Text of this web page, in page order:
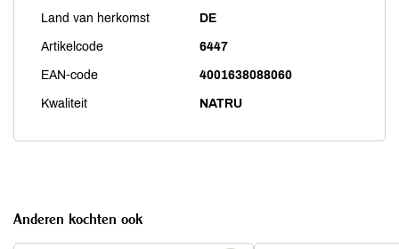
Land van herkomst DE
Artikelcode 6447
EAN-code 4001638088060
Kwaliteit NATRU
Anderen kochten ook